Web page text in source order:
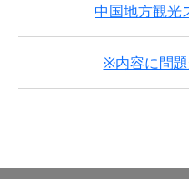
中国地方観光
※内容に問